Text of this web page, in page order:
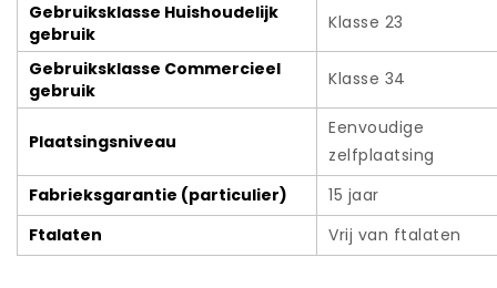
Gebruiksklasse Huishoudelijk
gebruik
Klasse 23
Gebruiksklasse Commercieel
gebruik
Klasse 34
Plaatsingsniveau
Eenvoudige
zelfplaatsing
Fabrieksgarantie (particulier)
15 jaar
Ftalaten
Vrij van ftalaten